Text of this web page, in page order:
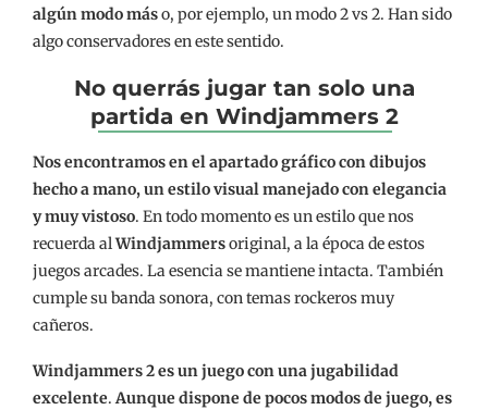
algún modo máso, por ejemplo, un modo 2 vs 2. Han sido
algo conservadores en este sentido.
No querrás jugar tan solo una
partida en Windjammers 2
Nos encontramos en el apartado gráfico con dibujos
hecho a mano, un estilo visual manejado con elegancia
y muy vistoso. En todo momento es un estilo que nos
recuerda alWindjammersoriginal, a la época de estos
juegos arcades. La esencia se mantiene intacta. También
cumple su banda sonora, con temas rockeros muy
cañeros.
Windjammers 2 es un juegocon una jugabilidad
excelente.Aunque dispone de pocos modos de juego, es